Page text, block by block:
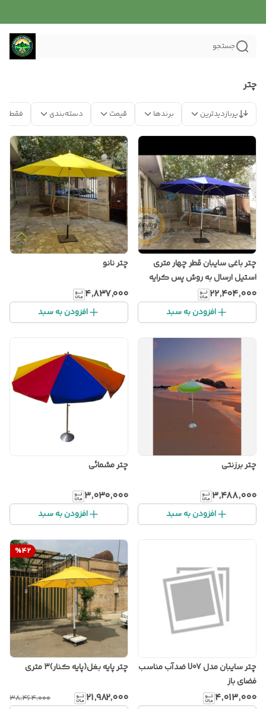
جستجو
چتر
پربازدیدترین برندها قیمت دسته‌بندی فقط
چتر باغی سایبان قطر چهار متری
استیل ارسال به روش پس کرایه
۲۲٬۴۰۴٬۰۰۰
افزودن به سبد
چتر نانو
۴٬۸۳۷٬۰۰۰
افزودن به سبد
چتر برزنتی
۳٬۴۸۸٬۰۰۰
افزودن به سبد
چتر مشمائی
۳٬۰۳۰٬۰۰۰
افزودن به سبد
چتر سایبان مدل U07 ضدآب مناسب
فضای باز
۴٬۰۱۳٬۰۰۰
%42
چتر پایه بغل(پایه کنار)3 متری
۲۱٬۹۸۲٬۰۰۰ ۳۸٬۴۶۴٬۰۰۰